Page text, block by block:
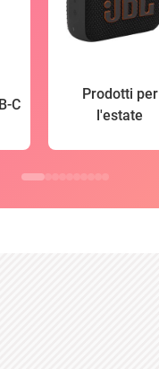
C
Prodotti per
l'estate